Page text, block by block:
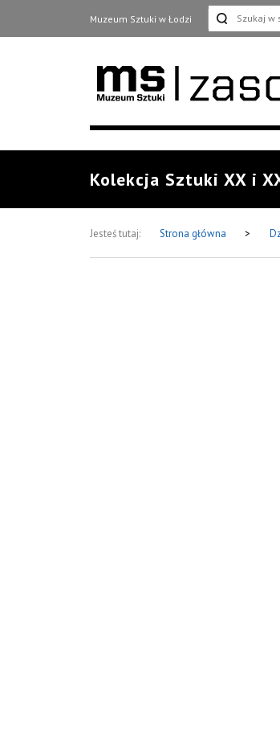
Muzeum Sztuki w Łodzi
Kolekcja Sztuki XX i
Jesteś tutaj: Strona główna >